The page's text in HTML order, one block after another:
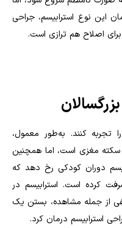
این نوع استرابیسم، جراحی
اصلاح هم ترازی است.
تجربه کنند. به‌طور معمول،
سکته مغزی است، اما همچنین
دوران کودکی رخ دهد که
کرده است. استرابیسم در
از جمله مشاهده، بستن یک
استرابیسم درمان کرد.